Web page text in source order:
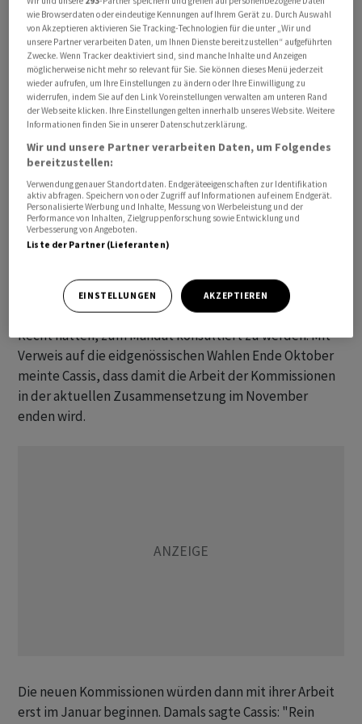
es zusätzlich etliche Treffen auf technischer Ebene
unter Leus Stellvertreter Patric Franzen.
Nach der zehnten Sondierungsrunde hatte der
Bundesrat Ende Juni die Eckwerte für ein
Verhandlungsmandat mit der EU verabschiedet. Bis
Ende Jahr will er sich zudem auf die Verabschiedung
eines Mandates vorbereiten.
Vergangene Woche, als Cassis die Ernennung von
Alexandre Fasel als neuen Staatssekretär und damit
den Nachfolger von Livia Leu bekannt gab, äusserte er
sich zudem zum Zeitplan.
Der Aussenminister gab zu bedenken, dass die Kantone
und die beiden aussenpolitischen Kommissionen das
Recht hätten, zum Mandat konsultiert zu werden. Mit
Verweis auf die eidgenössischen Wahlen Ende Oktober
meinte Cassis, dass damit die Arbeit der Kommissionen
in der aktuellen Zusammensetzung im November
enden wird.
Die neuen Kommissionen würden dann mit ihrer Arbeit
erst im Januar beginnen. Damals sagte Cassis: "Rein
wie Browserdaten oder eindeutige Kennungen auf Ihrem Gerät zu. Durch Auswahl
von Akzeptieren aktivieren Sie Tracking-Technologien für die unter „Wir und
unsere Partner verarbeiten Daten, um Ihnen Dienste bereitzustellen“ aufgeführten
Zwecke. Wenn Tracker deaktiviert sind, sind manche Inhalte und Anzeigen
möglicherweise nicht mehr so relevant für Sie. Sie können dieses Menü jederzeit
wieder aufrufen, um Ihre Einstellungen zu ändern oder Ihre Einwilligung zu
widerrufen, indem Sie auf den Link Voreinstellungen verwalten am unteren Rand
der Webseite klicken. Ihre Einstellungen gelten innerhalb unseres Website. Weitere
Informationen finden Sie in unserer Datenschutzerklärung.
Wir und unsere Partner verarbeiten Daten, um Folgendes
bereitzustellen:
Verwendung genauer Standortdaten. Endgeräteeigenschaften zur Identifikation
aktiv abfragen. Speichern von oder Zugriff auf Informationen auf einem Endgerät.
Personalisierte Werbung und Inhalte, Messung von Werbeleistung und der
Performance von Inhalten, Zielgruppenforschung sowie Entwicklung und
Verbesserung von Angeboten.
Liste der Partner (Lieferanten)
EINSTELLUNGEN AKZEPTIEREN